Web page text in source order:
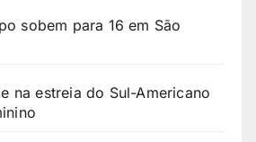
sobem para 16 em São
na estreia do Sul-Americano